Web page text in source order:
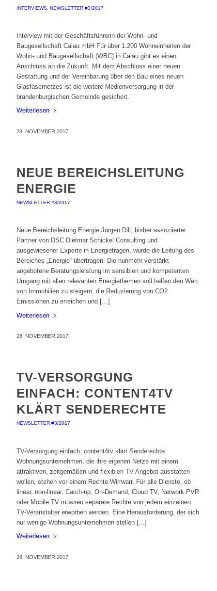
INTERVIEWS, NEWSLETTER #3/2017
Interview mit der Geschäftsführerin der Wohn- und
Baugesellschaft Calau mbH Für über 1.200 Wohneinheiten der
Wohn- und Baugesellschaft (WBC) in Calau gibt es einen
Anschluss an die Zukunft. Mit dem Abschluss einer neuen
Gestattung und der Vereinbarung über den Bau eines neuen
Glasfasernetzes ist die weitere Medienversorgung in der
brandenburgischen Gemeinde gesichert.
Weiterlesen
28. NOVEMBER 2017
NEUE BEREICHSLEITUNG
ENERGIE
NEWSLETTER #3/2017
Neue Bereichsleitung Energie Jürgen Dill, bisher assoziierter
Partner von DSC Dietmar Schickel Consulting und
ausgewiesener Experte in Energiefragen, wurde die Leitung des
Bereiches „Energie“ übertragen. Die nunmehr verstärkt
angebotene Beratungsleistung im sensiblen und kompetenten
Umgang mit allen relevanten Energiethemen soll helfen den Wert
von Immobilien zu steigern, die Reduzierung von CO2
Emissionen zu erreichen und […]
Weiterlesen
28. NOVEMBER 2017
TV-VERSORGUNG
EINFACH: CONTENT4TV
KLÄRT SENDERECHTE
NEWSLETTER #3/2017
TV-Versorgung einfach: content4tv klärt Senderechte
Wohnungsunternehmen, die ihre eigenen Netze mit einem
attraktiven, zeitgemäßen und flexiblen TV-Angebot ausstatten
wollen, stehen vor einem Rechte-Wirrwarr. Für alle Dienste, ob
linear, non-linear, Catch-up, On-Demand, Cloud TV, Network PVR
oder Mobile TV müssen separate Rechte von jedem einzelnen
TV-Veranstalter erworben werden. Eine Herausforderung, der sich
nur wenige Wohnungsunternehmen stellen […]
Weiterlesen
28. NOVEMBER 2017